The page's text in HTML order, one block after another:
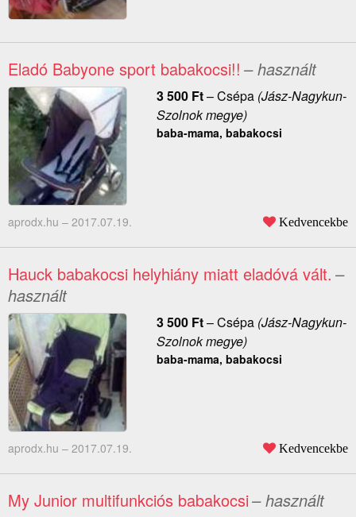
Eladó Babyone sport babakocsi!! – használt
3 500 Ft–Csépa(Jász-Nagykun-
Szolnok megye)
baba-mama, babakocsi
aprodx.hu – 2017.07.19. Kedvencekbe
Hauck babakocsi helyhiány miatt eladóvá vált. –
használt
3 500 Ft–Csépa(Jász-Nagykun-
Szolnok megye)
baba-mama, babakocsi
aprodx.hu – 2017.07.19. Kedvencekbe
My Junior multifunkciós babakocsi– használt